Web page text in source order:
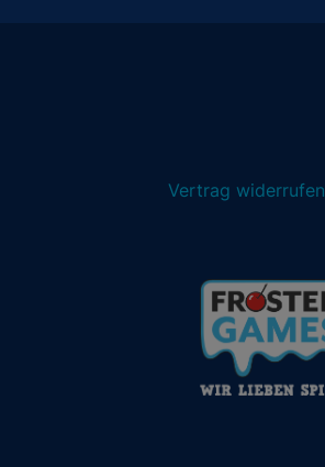
Vertrag widerrufen